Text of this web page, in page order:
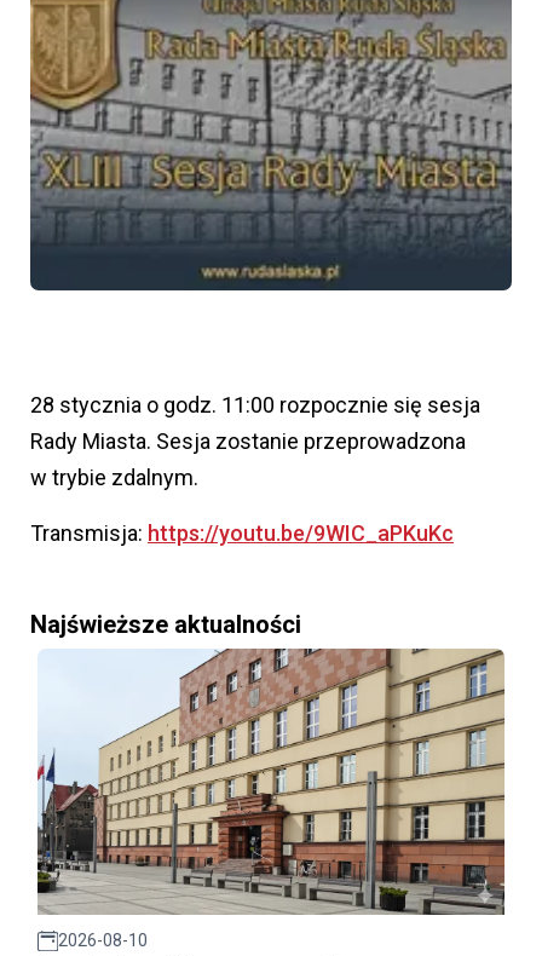
28 stycznia o godz. 11:00 rozpocznie się sesja
Rady Miasta. Sesja zostanie przeprowadzona
w trybie zdalnym.
Transmisja: https://youtu.be/9WIC_aPKuKc
Najświeższe aktualności
2026-08-10